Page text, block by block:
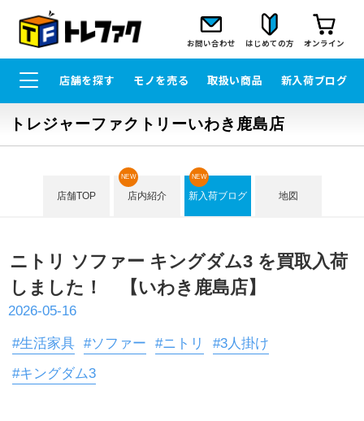
お問い合わせ はじめての方 オンライン
店舗を探す モノを売る 取扱い商品 新入荷ブログ
トレジャーファクトリーいわき鹿島店
店舗TOP 店内紹介
NEW
新入荷ブログ
NEW
地図
ニトリ ソファー キングダム3 を買取入荷
しました！ 【いわき鹿島店】
2026-05-16
#生活家具 #ソファー #ニトリ
#3人掛け
#キングダム3